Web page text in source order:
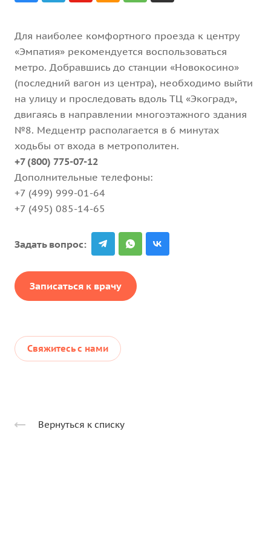
Для наиболее комфортного проезда к центру
«Эмпатия» рекомендуется воспользоваться
метро. Добравшись до станции «Новокосино»
(последний вагон из центра), необходимо выйти
на улицу и проследовать вдоль ТЦ «Экоград»,
двигаясь в направлении многоэтажного здания
№8. Медцентр располагается в 6 минутах
ходьбы от входа в метрополитен.
+7 (800) 775-07-12
Дополнительные телефоны:
+7 (499) 999-01-64
+7 (495) 085-14-65
Задать вопрос:
Записаться к врачу
Свяжитесь с нами
Вернуться к списку